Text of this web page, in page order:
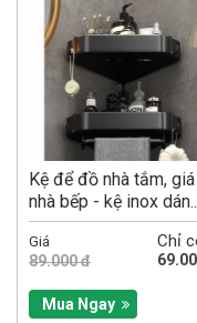
Kệ để đồ nhà tắm, giá
nhà bếp - kệ inox
Giá
89.000 đ
Chỉ
Mua Ngay